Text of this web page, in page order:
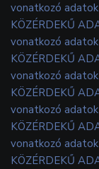
vonatkozó
KÖZÉRDEKŰ
vonatkozó
KÖZÉRDEKŰ
vonatkozó
KÖZÉRDEKŰ
vonatkozó
KÖZÉRDEKŰ
vonatkozó
KÖZÉRDEKŰ